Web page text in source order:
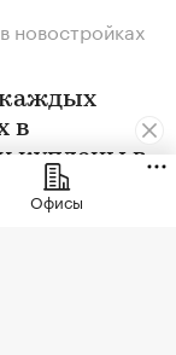
новостройках
каждых
в
куплены в
ипотечных
Офисы